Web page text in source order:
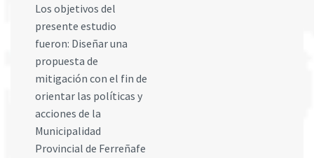
Los objetivos del
presente estudio
fueron: Diseñar una
propuesta de
mitigación con el fin de
orientar las políticas y
acciones de la
Municipalidad
Provincial de Ferreñafe